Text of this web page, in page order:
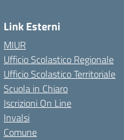
Link Esterni
MIUR
Ufficio Scolastico Regionale
Ufficio Scolastico Territoriale
Scuola in Chiaro
Iscrizioni On Line
Invalsi
Comune